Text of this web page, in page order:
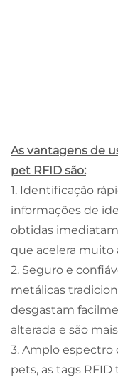
As vantagens de
pet RFID são:
1. Identificação
informações de
obtidas
que acelera muito
2. Seguro e
metálicas
desgastam
alterada e são
3. Amplo espectro
pets, as tags